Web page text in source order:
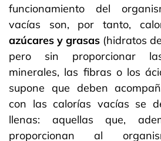
funcionamiento del
vacías son, por tanto,
azúcares y grasas (hidratos
pero sin proporcionar
minerales, las fibras o los
supone que deben
con las calorías vacías se
llenas: aquellas que,
proporcionan al